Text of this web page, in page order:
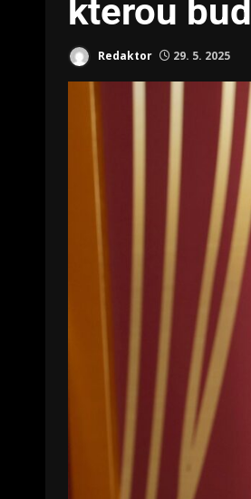
kterou
Redaktor 29. 5. 2025